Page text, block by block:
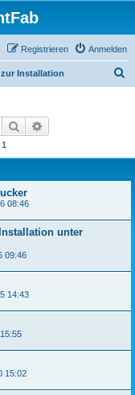
Anmelden
Registrieren
Installation
Suche
1
08:46
unter
09:46
14:43
15:02